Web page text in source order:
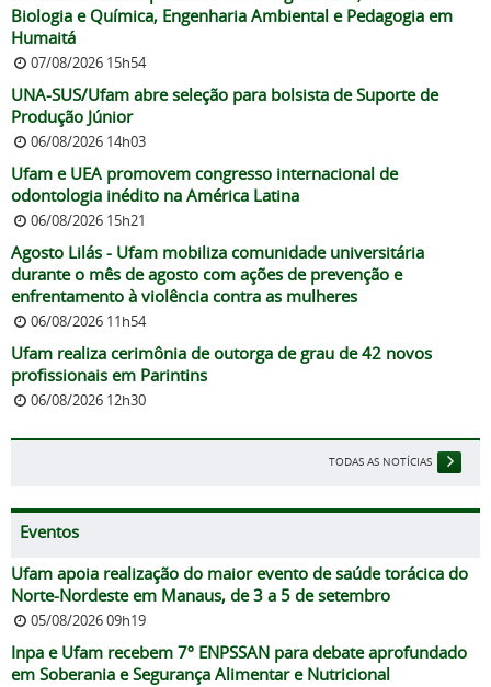
Biologia e Química, Engenharia Ambiental e Pedagogia em
Humaitá
07/08/2026 15h54
UNA-SUS/Ufam abre seleção para bolsista de Suporte de
Produção Júnior
06/08/2026 14h03
Ufam e UEA promovem congresso internacional de
odontologia inédito na América Latina
06/08/2026 15h21
Agosto Lilás - Ufam mobiliza comunidade universitária
durante o mês de agosto com ações de prevenção e
enfrentamento à violência contra as mulheres
06/08/2026 11h54
Ufam realiza cerimônia de outorga de grau de 42 novos
profissionais em Parintins
06/08/2026 12h30
TODAS AS NOTÍCIAS
Eventos
Ufam apoia realização do maior evento de saúde torácica do
Norte-Nordeste em Manaus, de 3 a 5 de setembro
05/08/2026 09h19
Inpa e Ufam recebem 7º ENPSSAN para debate aprofundado
em Soberania e Segurança Alimentar e Nutricional